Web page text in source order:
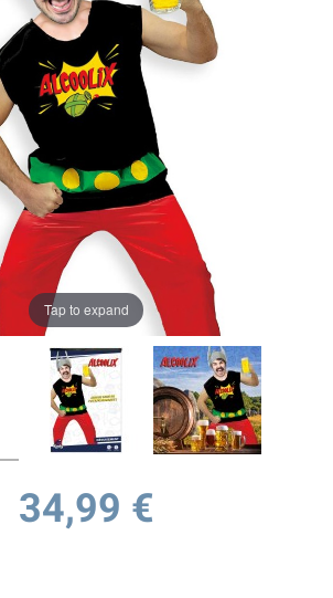
Tap to expand
34,99 €